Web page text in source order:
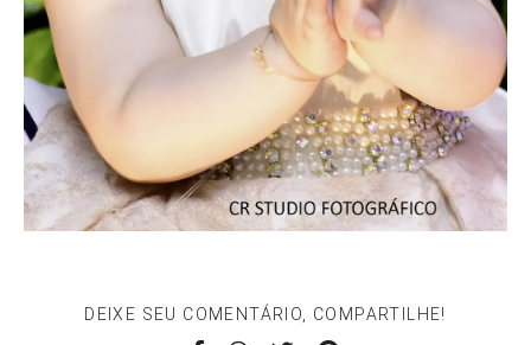
DEIXE SEU COMENTÁRIO, COMPARTILHE!